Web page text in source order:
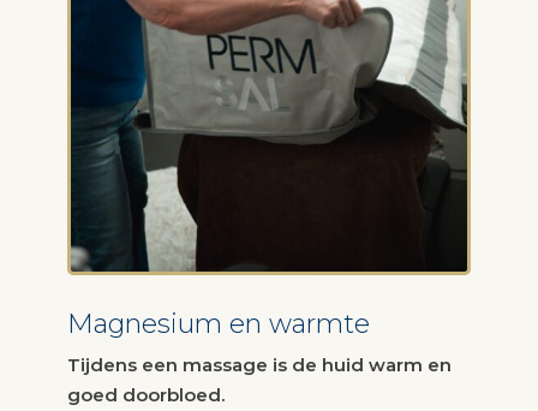
Magnesium en warmte
Tijdens een massage is de huid warm en
goed doorbloed.